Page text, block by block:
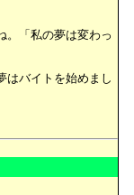
。「私の夢は変わっ
はバイトを始めまし